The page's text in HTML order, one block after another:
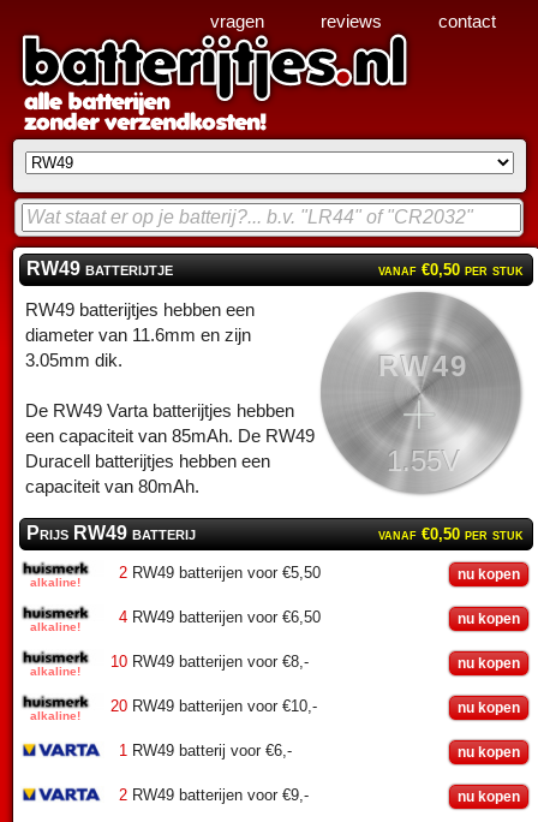
RW49 batterijtje vanaf €0,50 per stuk
RW49
1.55V
RW49 batterijtjes hebben een
diameter van 11.6mm en zijn
3.05mm dik.
De RW49 Varta batterijtjes hebben
een capaciteit van 85mAh. De RW49
Duracell batterijtjes hebben een
capaciteit van 80mAh.
Prijs RW49 batterij vanaf €0,50 per stuk
2 RW49 batterijen voor €5,50 nu kopen
4 RW49 batterijen voor €6,50 nu kopen
10 RW49 batterijen voor €8,- nu kopen
20 RW49 batterijen voor €10,- nu kopen
1 RW49 batterij voor €6,- nu kopen
2 RW49 batterijen voor €9,- nu kopen
vragen reviews contact